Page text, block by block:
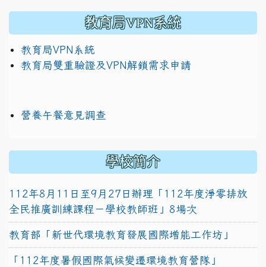
教育局VPN系統
教育局VPN系統
教育局雙重驗證及VPN解鎖需求申請
營養午餐意見調查
學校簡介
112年8月11日至9月27日辦理「112年度淨零排放
全民推廣訓練課程－學校教師班」8場次
教育部「新世代環境教育發展國際增能工作坊」
「112年度暑假國際氣候變遷環境教育營隊」